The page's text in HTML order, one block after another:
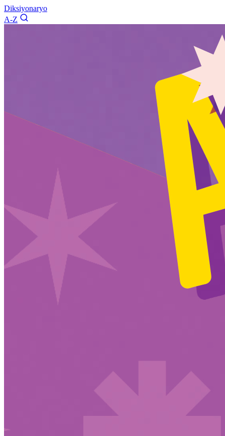
Diksiyonaryo
A-Z